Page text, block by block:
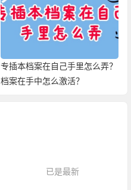
专插本档案在自己手里怎么弄？
档案在手中怎么激活？
已是最新